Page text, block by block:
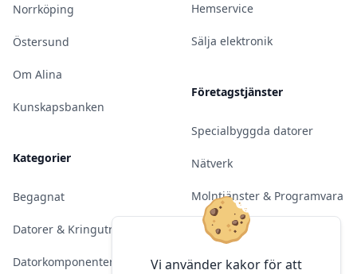
Vi använder kakor för att
Norrköping
Östersund
Om Alina
Kunskapsbanken
Kategorier
Begagnat
Datorer & Kringutrustning
Datorkomponenter
Hemservice
Sälja elektronik
Företagstjänster
Specialbyggda datorer
Nätverk
Molntjänster & Programvara
Server & Backup
Kameraövervakning